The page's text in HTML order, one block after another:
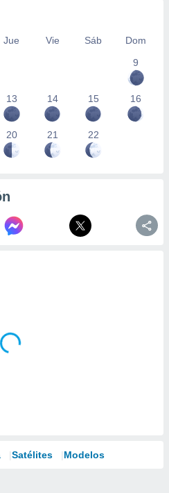
Jue Vie Sáb
Dom
9
13 14 15 16
20 21 22
Satélites Modelos